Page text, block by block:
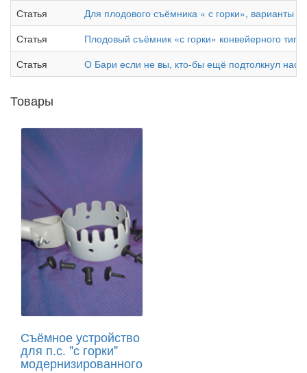
Статья
Для плодового съёмника « с горки», варианты
Статья
Плодовый съёмник «с горки» конвейерного типа
Статья
О Бари если не вы, кто-бы ещё подтолкнул нас
Товары
Съёмное устройство
для п.с. "с горки"
модернизированного